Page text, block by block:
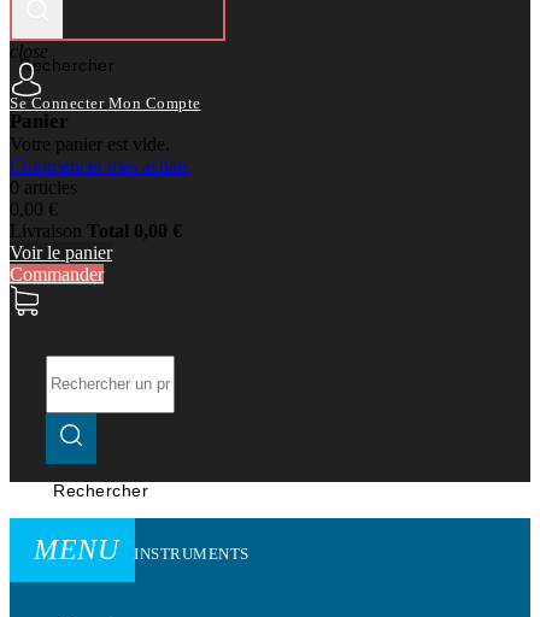
Rechercher
close
Se Connecter Mon Compte
Panier
Votre panier est vide.
Commencer mes achats
0 articles
0,00 €
Livraison Total 0,00 €
Voir le panier
Commander
Rechercher
MENU INSTRUMENTS